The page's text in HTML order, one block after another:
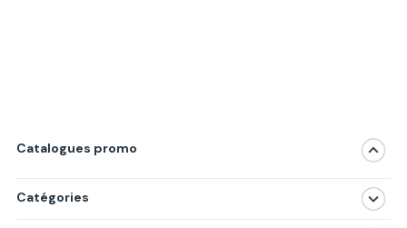
Catalogues promo
Catégories